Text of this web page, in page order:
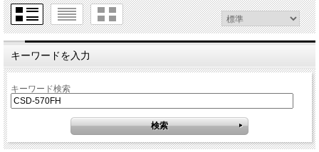
キーワードを入力
キーワード検索